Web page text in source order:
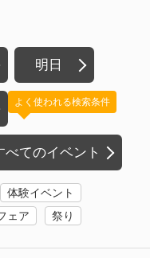
明日
べてのイベント
よく使われる検索条件
体験イベント
ェア
祭り